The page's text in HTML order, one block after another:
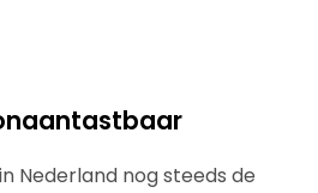
Nederland nog steeds de